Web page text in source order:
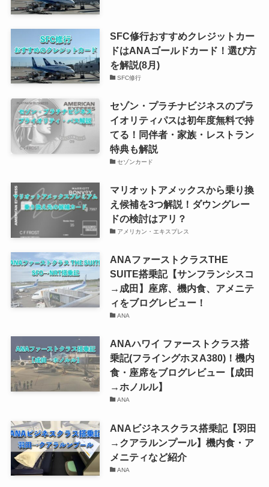
SFC修行おすすめクレジットカー
ドはANAゴールドカード！選び方
を解説(8月)
SFC修行
セゾン・プラチナビジネスのプラ
イオリティパスは初年度無料で持
てる！同伴者・家族・レストラン
特典も解説
セゾンカード
マリオットアメックスから乗り換
え候補を3つ解説！ダウングレー
ドの検討はアリ？
アメリカン・エキスプレス
ANAファーストクラスTHE
SUITE搭乗記【サンフランシスコ
→成田】座席、機内食、アメニテ
ィをブログレビュー！
ANA
ANAハワイ ファーストクラス搭
乗記(フライングホヌA380)！機内
食・座席をブログレビュー【成田
→ホノルル】
ANA
ANAビジネスクラス搭乗記【羽田
→クアラルンプール】機内食・ア
メニティなど紹介
ANA